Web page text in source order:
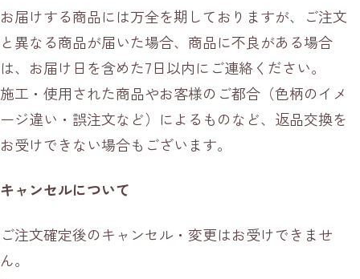
お届けする商品には万全を期しておりますが、ご注文
と異なる商品が届いた場合、商品に不良がある場合
は、お届け日を含めた7日以内にご連絡ください。
施工・使用された商品やお客様のご都合（色柄のイメ
ージ違い・誤注文など）によるものなど、返品交換を
お受けできない場合もございます。
キャンセルについて
ご注文確定後のキャンセル・変更はお受けできませ
ん。